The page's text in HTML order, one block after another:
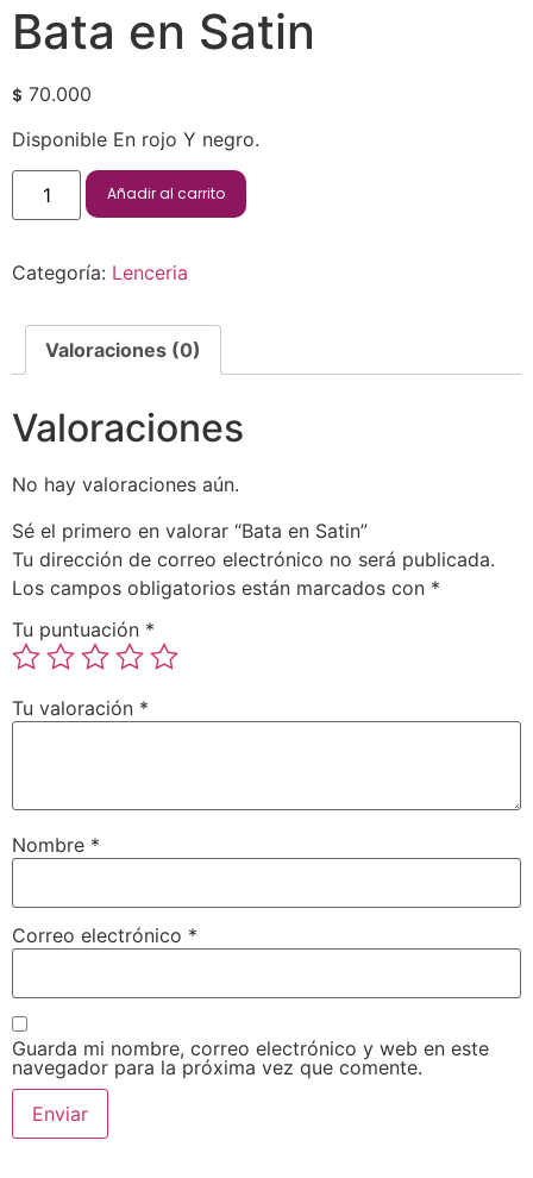
Bata en Satin
$ 70.000
Disponible En rojo Y negro.
Añadir al carrito
Categoría: Lenceria
Valoraciones (0)
Valoraciones
No hay valoraciones aún.
Sé el primero en valorar “Bata en Satin”
Tu dirección de correo electrónico no será publicada.
Los campos obligatorios están marcados con *
Tu puntuación *
Tu valoración *
Nombre *
Correo electrónico *
Guarda mi nombre, correo electrónico y web en este
navegador para la próxima vez que comente.